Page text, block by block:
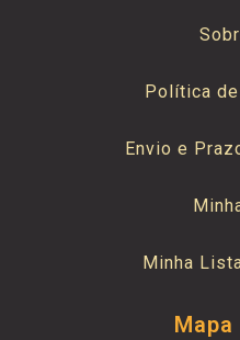
Política
Envio e
Minha